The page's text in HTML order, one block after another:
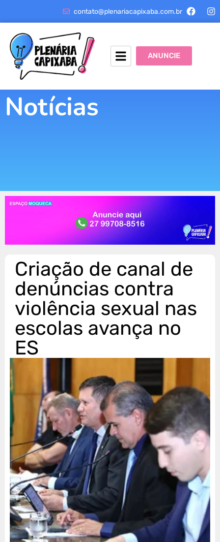
contato@plenariacapixaba.com.br
ANUNCIE
Notícias
Criação de canal de
denúncias contra
violência sexual nas
escolas avança no
ES